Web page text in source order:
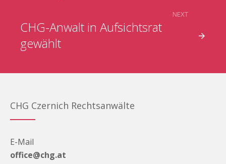
CHG-Anwalt in Aufsichtsrat
gewählt
NEXT
CHG Czernich Rechtsanwälte
E-Mail
office@chg.at